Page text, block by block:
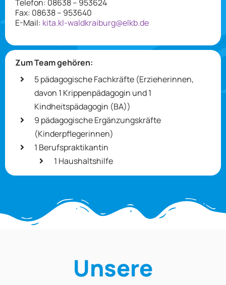
Telefon: 08638 – 953624
Fax: 08638 – 953640
E-Mail: kita.kl-waldkraiburg@elkb.de
Zum Team gehören:
5 pädagogische Fachkräfte (Erzieherinnen,
davon 1 Krippenpädagogin und 1
Kindheitspädagogin (BA))
9 pädagogische Ergänzungskräfte
(Kinderpflegerinnen)
1 Berufspraktikantin
1 Haushaltshilfe
Unsere